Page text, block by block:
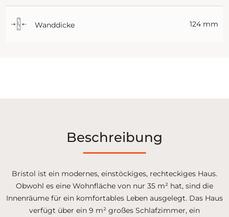
Wanddicke 124 mm
Beschreibung
Bristol ist ein modernes, einstöckiges, rechteckiges Haus.
Obwohl es eine Wohnfläche von nur 35 m² hat, sind die
Innenräume für ein komfortables Leben ausgelegt. Das Haus
verfügt über ein 9 m² großes Schlafzimmer, ein